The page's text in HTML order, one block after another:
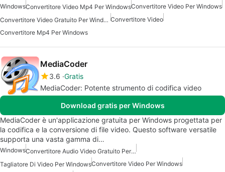
WindowsConvertitore Video Mp4 Per WindowsConvertitore Video Per Windows
Convertitore Video Gratuito Per Windows Convertitore Video
Convertitore Mp4 Per Windows
MediaCoder
3.6 Gratis
MediaCoder: Potente strumento di codifica video
Download gratis per Windows
MediaCoder è un'applicazione gratuita per Windows progettata per
la codifica e la conversione di file video. Questo software versatile
supporta una vasta gamma di…
Windows
Convertitore Audio Video Gratuito Per Windows
Tagliatore Di Video Per WindowsConvertitore Video Per Windows